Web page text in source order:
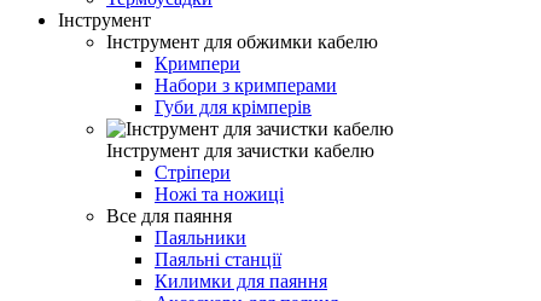
Інструмент
Інструмент для обжимки кабелю
Кримпери
Набори з кримперами
Губи для крімперів
Інструмент для зачистки кабелю
Стріпери
Ножі та ножиці
Все для паяння
Паяльники
Паяльні станції
Килимки для паяння